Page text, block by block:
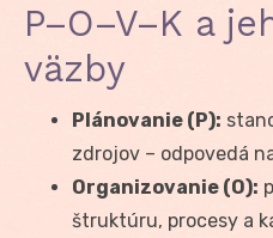
P–O–V–K a
väzby
Plánovanie (P):
zdrojov – odpovedá
Organizovanie (O):
štruktúru, procesy a